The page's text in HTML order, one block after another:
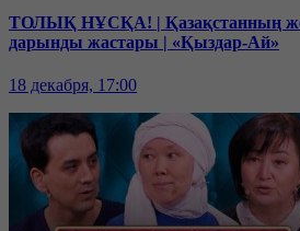
ТОЛЫҚ НҰСҚА! | Қазақстанның
дарынды жастары | «Қыздар-Ай»
18 декабря, 17:00